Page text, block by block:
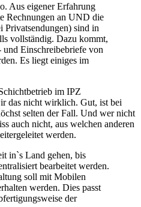
Aus eigener Erfahrung
Rechnungen an UND die
Privatsendungen) sind in
vollständig. Dazu kommt,
und Einschreibebriefe von
Es liegt einiges im
im IPZ
das nicht wirklich. Gut, ist bei
selten der Fall. Und wer nicht
auch nicht, aus welchen anderen
werden.
in`s Land gehen, bis
bearbeitet werden.
soll mit Mobilen
werden. Dies passt
der